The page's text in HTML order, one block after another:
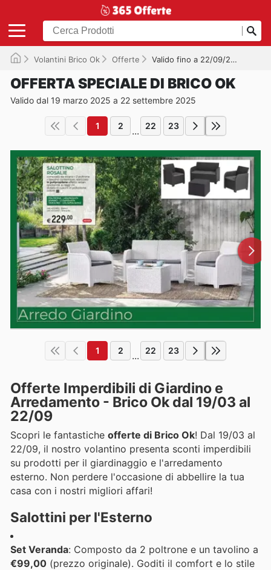
Volantini Brico Ok Offerte Valido fino a 22/09/2025
OFFERTA SPECIALE DI BRICO OK
Valido dal 19 marzo 2025 a 22 settembre 2025
1 2 ... 22 23
1 2 ... 22 23
Offerte Imperdibili di Giardino e
Arredamento - Brico Ok dal 19/03 al
22/09
Scopri le fantastiche offerte di Brico Ok! Dal 19/03 al
22/09, il nostro volantino presenta sconti imperdibili
su prodotti per il giardinaggio e l'arredamento
esterno. Non perdere l'occasione di abbellire la tua
casa con i nostri migliori affari!
Salottini per l'Esterno
Set Veranda: Composto da 2 poltrone e un tavolino a
€99,00 (prezzo originale). Goditi il comfort e lo stile